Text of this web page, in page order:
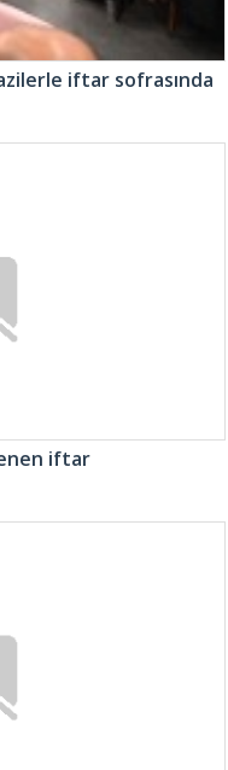
iftar sofrasında
iftar